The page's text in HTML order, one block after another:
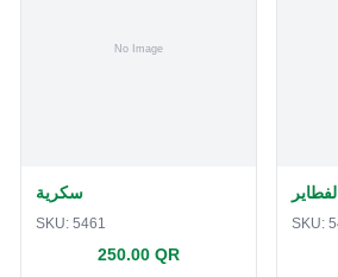
سكرية
SKU: 5461
250.00 QR
SKU: